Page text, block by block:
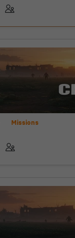
Missions